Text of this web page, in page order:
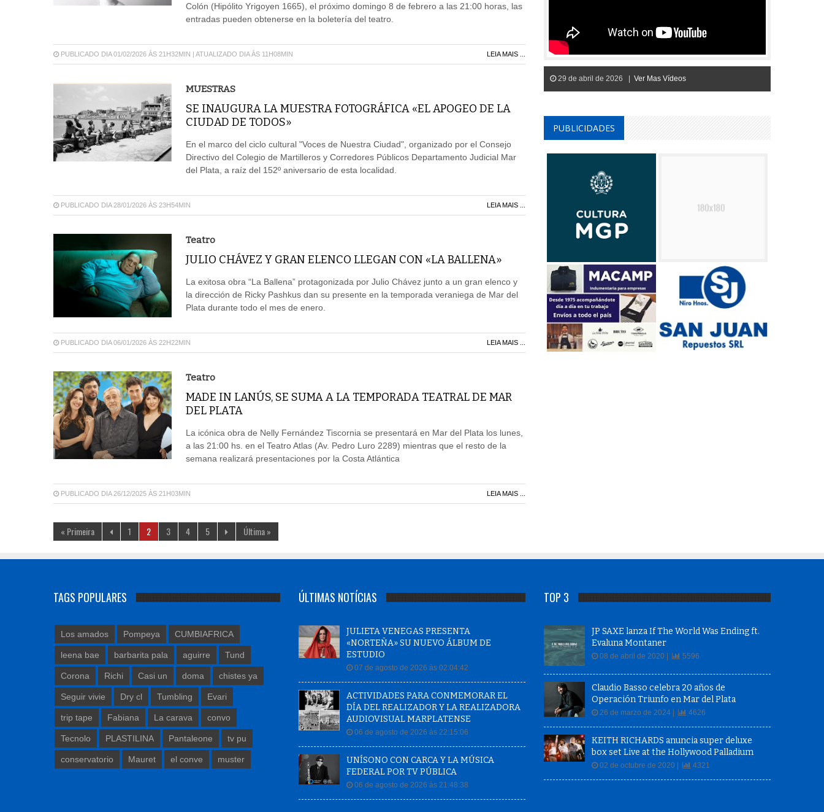
Colón (Hipólito Yrigoyen 1665), el próximo domingo 8 de febrero a las 21:00 horas, las
entradas pueden obtenerse en la boletería del teatro.
PUBLICADO DIA 01/02/2026 ÀS 21H32MIN | ATUALIZADO DIA ÀS 11H08MIN LEIA MAIS ...
MUESTRAS
SE INAUGURA LA MUESTRA FOTOGRÁFICA «EL APOGEO DE LA
CIUDAD DE TODOS»
En el marco del ciclo cultural "Voces de Nuestra Ciudad", organizado por el Consejo
Directivo del Colegio de Martilleros y Corredores Públicos Departamento Judicial Mar
del Plata, a raíz del 152º aniversario de esta localidad.
PUBLICADO DIA 28/01/2026 ÀS 23H54MIN LEIA MAIS ...
Teatro
JULIO CHÁVEZ Y GRAN ELENCO LLEGAN CON «LA BALLENA»
La exitosa obra “La Ballena” protagonizada por Julio Chávez junto a un gran elenco y
la dirección de Ricky Pashkus dan su presente en la temporada veraniega de Mar del
Plata durante todo el mes de enero.
PUBLICADO DIA 06/01/2026 ÀS 22H22MIN LEIA MAIS ...
Teatro
MADE IN LANÚS, SE SUMA A LA TEMPORADA TEATRAL DE MAR
DEL PLATA
La icónica obra de Nelly Fernández Tiscornia se presentará en Mar del Plata los lunes,
a las 21:00 hs. en el Teatro Atlas (Av. Pedro Luro 2289) mientras que el resto de la
semana realizará presentaciones por la Costa Atlántica
PUBLICADO DIA 26/12/2025 ÀS 21H03MIN LEIA MAIS ...
« Primeira 1 2 3 4 5 Última »
29 de abril de 2026 | Ver Mas Vídeos
PUBLICIDADES
TAGS POPULARES
Los amados Pompeya CUMBIAFRICA
leena bae barbarita pala aguirre Tund
Corona Richi Casi un doma chistes ya
Seguir vivie Dry cl Tumbling Evari
trip tape Fabiana La carava convo
Tecnolo PLASTILINA Pantaleone tv pu
conservatorio Mauret el conve muster
ÚLTIMAS NOTÍCIAS
JULIETA VENEGAS PRESENTA
«NORTEÑA» SU NUEVO ÁLBUM DE
ESTUDIO
07 de agosto de 2026 às 02:04:42
ACTIVIDADES PARA CONMEMORAR EL
DÍA DEL REALIZADOR Y LA REALIZADORA
AUDIOVISUAL MARPLATENSE
06 de agosto de 2026 às 22:15:06
UNÍSONO CON CARCA Y LA MÚSICA
FEDERAL POR TV PÚBLICA
06 de agosto de 2026 às 21:48:38
TOP 3
JP SAXE lanza If The World Was Ending ft.
Evaluna Montaner
08 de abril de 2020 | 5596
Claudio Basso celebra 20 años de
Operación Triunfo en Mar del Plata
26 de marzo de 2024 | 4626
KEITH RICHARDS anuncia super deluxe
box set Live at the Hollywood Palladium
02 de octubre de 2020 | 4321